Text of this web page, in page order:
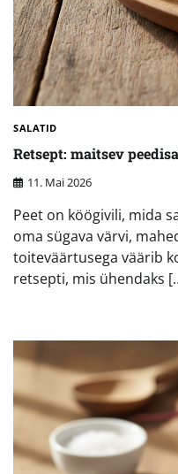
SALATID
Retsept: maitsev
11. Mai 2026
Peet on köögivili, mida
oma sügava värvi,
toiteväärtusega väärib
retsepti, mis ühendaks